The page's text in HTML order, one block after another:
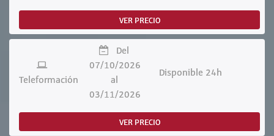
VER PRECIO
Teleformación
Del
07/10/2026
al
03/11/2026
Disponible 24h
VER PRECIO